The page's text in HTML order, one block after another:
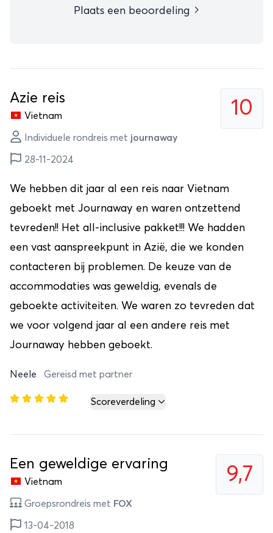
Plaats een beoordeling
10
Azie reis
Vietnam
Individuele rondreis met journaway
28-11-2024
We hebben dit jaar al een reis naar Vietnam
geboekt met Journaway en waren ontzettend
tevreden!! Het all-inclusive pakket!!! We hadden
een vast aanspreekpunt in Azië, die we konden
contacteren bij problemen. De keuze van de
accommodaties was geweldig, evenals de
geboekte activiteiten. We waren zo tevreden dat
we voor volgend jaar al een andere reis met
Journaway hebben geboekt.
Neele Gereisd met partner
Scoreverdeling
9,7
Een geweldige ervaring
Vietnam
Groepsrondreis met FOX
13-04-2018